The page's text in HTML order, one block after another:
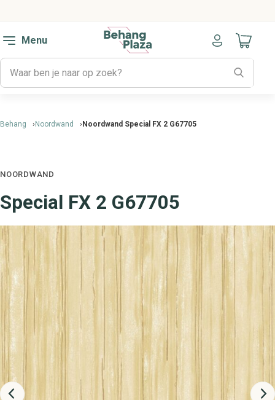
Menu
Naar
Behang Noordwand Noordwand Special FX 2 G67705
NOORDWAND
Special FX 2 G67705